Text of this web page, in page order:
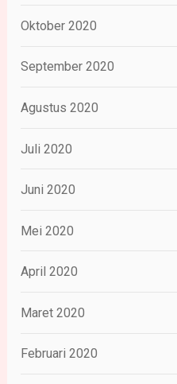
Oktober 2020
September 2020
Agustus 2020
Juli 2020
Juni 2020
Mei 2020
April 2020
Maret 2020
Februari 2020